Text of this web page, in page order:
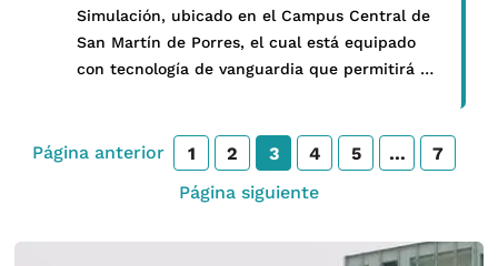
Simulación, ubicado en el Campus Central de
San Martín de Porres, el cual está equipado
con tecnología de vanguardia que permitirá a
Desde simulaciones de emergencias médicas
hasta procedimientos quirúrgicos simulados,
este centro […]
Página anterior 1 2 3 4 5 …
7
Página siguiente